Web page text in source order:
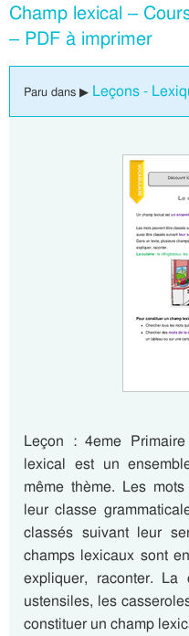
Champ lexical –
– PDF à imprimer
Paru dans ▶ Leçons -
Leçon : 4eme
lexical est un
même thème. Les
leur classe
classés suivant leur
champs lexicaux sont
expliquer, raconter.
ustensiles, les
constituer un champ